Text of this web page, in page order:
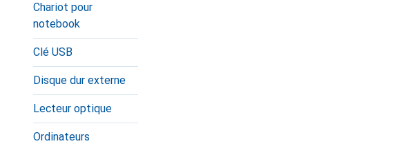
Chariot pour
notebook
Clé USB
Disque dur externe
Lecteur optique
Ordinateurs